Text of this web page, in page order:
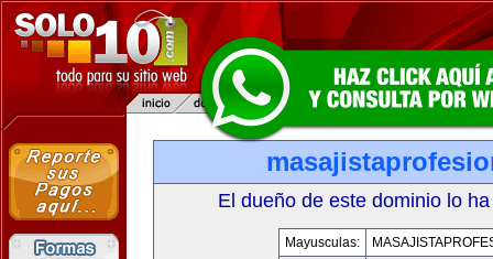
El dueño de este dominio lo
Mayusculas: